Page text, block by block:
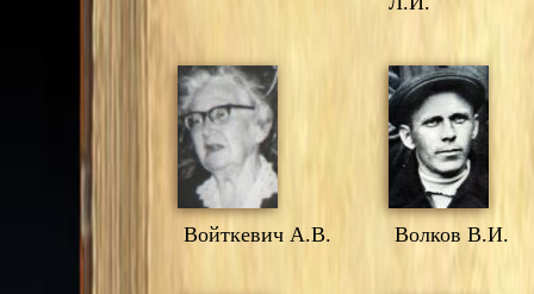
Войткевич А.В. Волков В.И.